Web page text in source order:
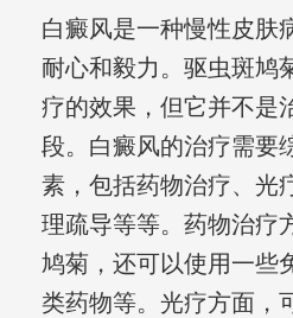
白癜风是一种慢性皮肤
耐心和毅力。驱虫斑鸠
疗的效果，但它并不是
段。白癜风的治疗需要
素，包括药物治疗、光
理疏导等等。药物治疗
鸠菊，还可以使用一些
类药物等。光疗方面，